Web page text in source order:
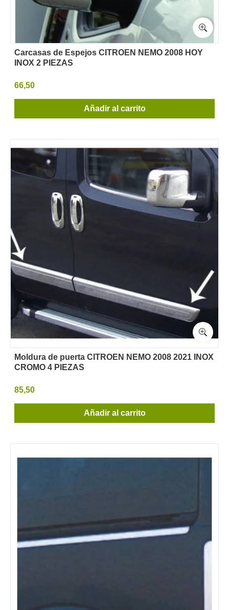
Carcasas de Espejos CITROEN NEMO 2008 HOY
INOX 2 PIEZAS
66,50
Añadir al carrito
Moldura de puerta CITROEN NEMO 2008 2021 INOX
CROMO 4 PIEZAS
85,50
Añadir al carrito